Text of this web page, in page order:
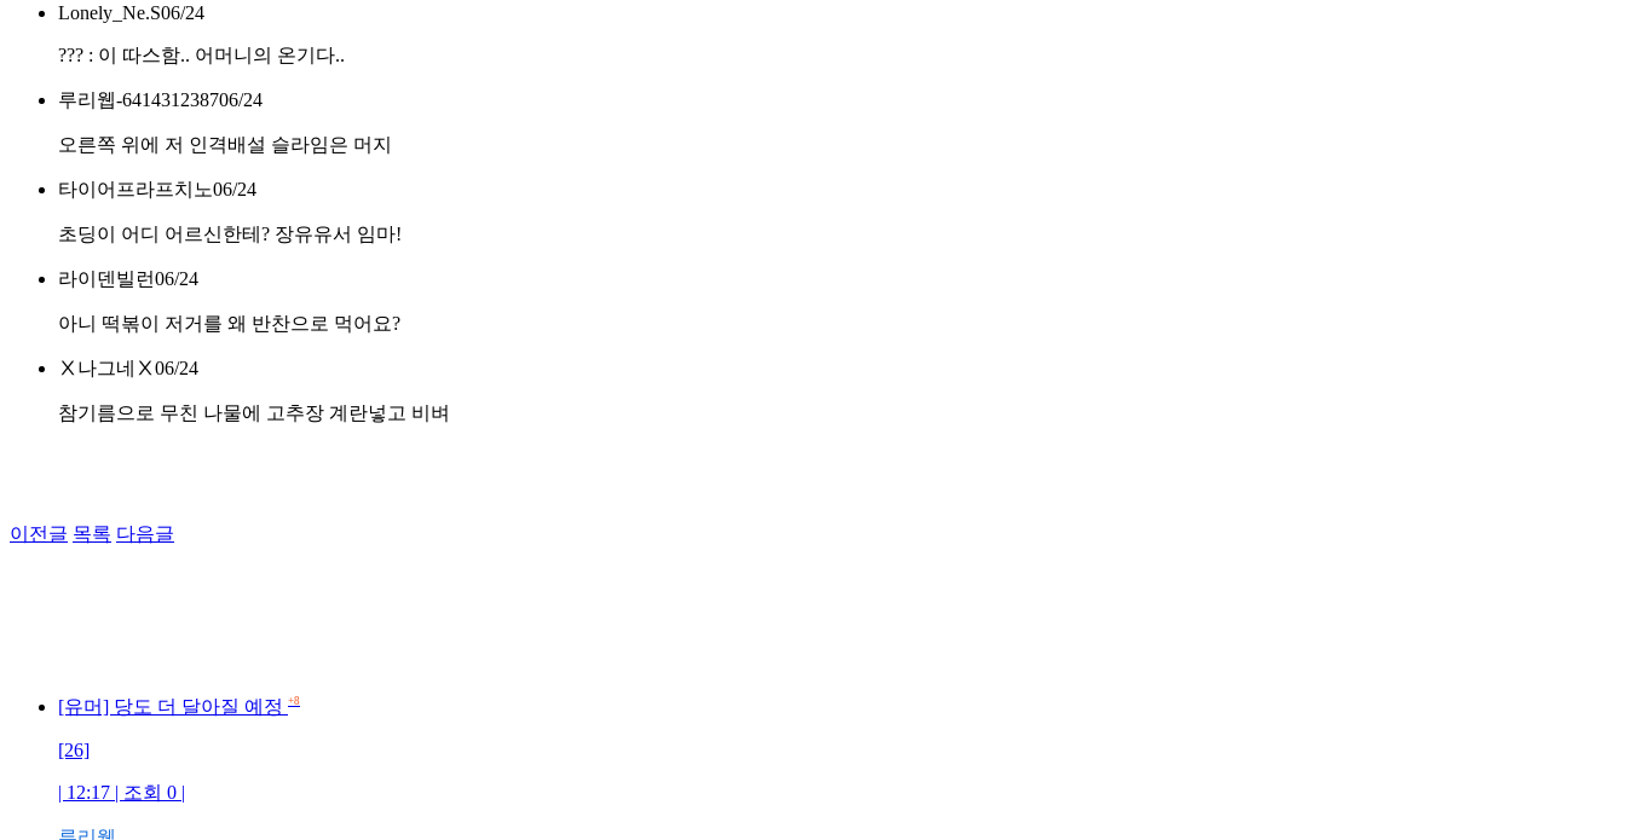
Lonely_Ne.S06/24
??? : 이 따스함.. 어머니의 온기다..
루리웹-641431238706/24
오른쪽 위에 저 인격배설 슬라임은 머지
타이어프라프치노06/24
초딩이 어디 어르신한테? 장유유서 임마!
라이덴빌런06/24
아니 떡볶이 저거를 왜 반찬으로 먹어요?
Ⅹ나그네Ⅹ06/24
참기름으로 무친 나물에 고추장 계란넣고 비벼
이전글 목록 다음글
[유머] 당도 더 달아질 예정 +8
[26]
| 12:17 | 조회 0 |